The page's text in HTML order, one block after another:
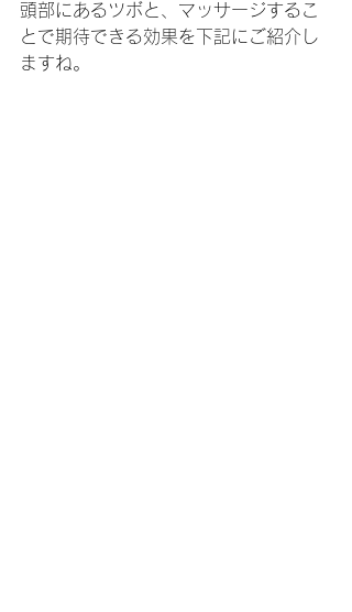
頭部にあるツボと、マッサージするこ
とで期待できる効果を下記にご紹介し
ますね。